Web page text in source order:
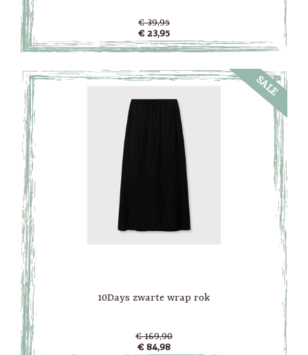
€ 39,95
€ 23,95
SALE
10Days zwarte wrap rok
€ 169,90
€ 84,98